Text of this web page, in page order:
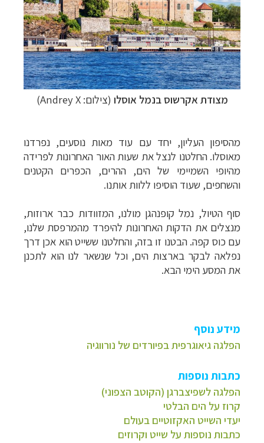
מצודת אקרשוס בנמל אוסלו (צילום:Andrey X
)
מהסיפון העליון, יחד עם עוד מאות נוסעים, נפרדנו
מאוסלו. החלטנו לנצל את שעות האור האחרונות לפרידה
מהיופי השמיימי של הים, ההרים, הכפרים הקטנים
והשחפים, שעוד הוסיפו ללוות אותנו.
סוף הטיול, נמל קופנהגן מולנו, המזוודות כבר ארוזות,
מנצלים את הדקות האחרונות להיפרד מהמרפסת שלנו,
עם כוס קפה. הבטנו זו בזה, והחלטנו ששייט הוא אכן דרך
נפלאה לבקר בארצות הים, וכל שנשאר לנו הוא לתכנן
את המסע הימי הבא.
מידע נוסף
הפלגה גיאוגרפית בפיורדים של נורווגיה
כתבות נוספות
הפלגה לשפיצברגן (הקוטב הצפוני)
קרוז על הים הבלטי
יעדי השייט האקזוטיים בעולם
כתבות נוספות על שייט וקרוזים